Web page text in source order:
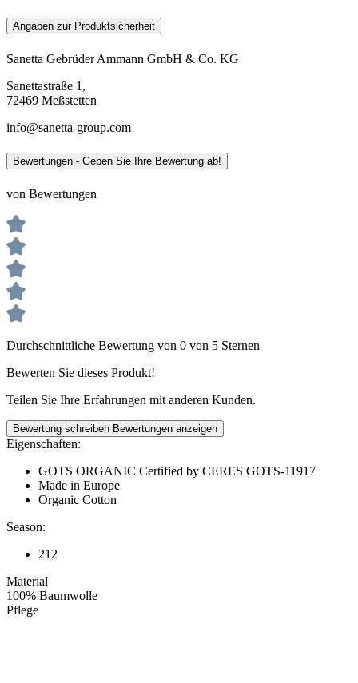
Angaben zur Produktsicherheit
Sanetta Gebrüder Ammann GmbH & Co. KG
Sanettastraße 1,
72469 Meßstetten
info@sanetta-group.com
Bewertungen - Geben Sie Ihre Bewertung ab!
von Bewertungen
Durchschnittliche Bewertung von 0 von 5 Sternen
Bewerten Sie dieses Produkt!
Teilen Sie Ihre Erfahrungen mit anderen Kunden.
Bewertung schreiben Bewertungen anzeigen
Eigenschaften:
GOTS ORGANIC Certified by CERES GOTS-11917
Made in Europe
Organic Cotton
Season:
212
Material
100% Baumwolle
Pflege